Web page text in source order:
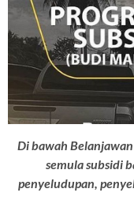
Di bawah
semula subsidi
penyeludupan,